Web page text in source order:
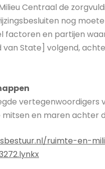
Centraal de
nog
factoren en partijen
State] volgend,
vertegenwoordigers
en maren achter
ruimte-en-